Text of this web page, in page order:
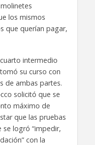
los mismos
que querían pagar,
intermedio
su curso con
de ambas partes.
solicitó que se
máximo de
que las pruebas
se logró “impedir,
con la